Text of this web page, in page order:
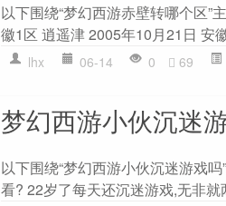
以下围绕“梦幻西游赤壁转哪个区”
徽1区 逍遥津 2005年10月21日 安
lhx 06-14 0 69
梦幻西游小伙沉迷
以下围绕“梦幻西游小伙沉迷游戏
看? 22岁了每天还沉迷游戏,无非就